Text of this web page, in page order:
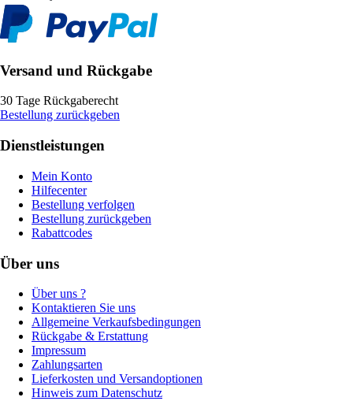
Versand und Rückgabe
30 Tage Rückgaberecht
Bestellung zurückgeben
Dienstleistungen
Mein Konto
Hilfecenter
Bestellung verfolgen
Bestellung zurückgeben
Rabattcodes
Über uns
Über uns ?
Kontaktieren Sie uns
Allgemeine Verkaufsbedingungen
Rückgabe & Erstattung
Impressum
Zahlungsarten
Lieferkosten und Versandoptionen
Hinweis zum Datenschutz